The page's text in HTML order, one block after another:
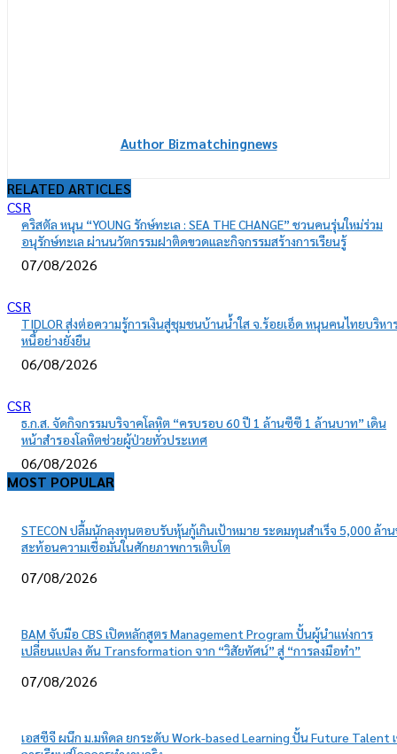
Author Bizmatchingnews
RELATED ARTICLES
CSR
คริสตัล หนุน “YOUNG รักษ์ทะเล : SEA THE CHANGE” ชวนคนรุ่นใหม่ร่วม
อนุรักษ์ทะเล ผ่านนวัตกรรมฝาติดขวดและกิจกรรมสร้างการเรียนรู้
07/08/2026
CSR
TIDLOR ส่งต่อความรู้การเงินสู่ชุมชนบ้านน้ำใส จ.ร้อยเอ็ด หนุนคนไทยบริหา
หนี้อย่างยั่งยืน
06/08/2026
CSR
ธ.ก.ส. จัดกิจกรรมบริจาคโลหิต “ครบรอบ 60 ปี 1 ล้านซีซี 1 ล้านบาท” เดิน
หน้าสำรองโลหิตช่วยผู้ป่วยทั่วประเทศ
06/08/2026
MOST POPULAR
STECON ปลื้มนักลงทุนตอบรับหุ้นกู้เกินเป้าหมาย ระดมทุนสำเร็จ 5,000 ล้า
สะท้อนความเชื่อมั่นในศักยภาพการเติบโต
07/08/2026
BAM จับมือ CBS เปิดหลักสูตร Management Program ปั้นผู้นำแห่งการ
เปลี่ยนแปลง ดัน Transformation จาก “วิสัยทัศน์” สู่ “การลงมือทำ”
07/08/2026
เอสซีจี ผนึก ม.มหิดล ยกระดับ Work-based Learning ปั้น Future Talent